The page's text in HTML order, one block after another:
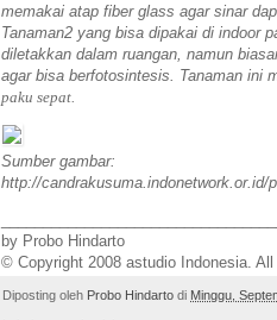
memakai atap fiber glass agar sinar
Tanaman2 yang bisa dipakai di indoor
diletakkan dalam ruangan, namun
agar bisa berfotosintesis. Tanaman ini
paku sepat.
Sumber gambar:
http://candrakusuma.indonetwork.or.id/
by Probo Hindarto
© Copyright 2008 astudio Indonesia.
Diposting oleh Probo Hindarto di Minggu,